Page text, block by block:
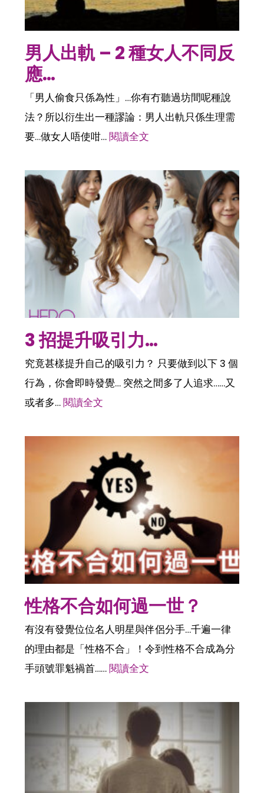
男人出軌 – 2 種女人不同反
應…
「男人偷食只係為性」…你有冇聽過坊間呢種說
法？所以衍生出一種謬論：男人出軌只係生理需
要…做女人唔使咁…閱讀全文
3 招提升吸引力…
究竟甚樣提升自己的吸引力？ 只要做到以下 3 個
行為，你會即時發覺… 突然之間多了人追求……又
或者多…閱讀全文
性格不合如何過一世？
有沒有發覺位位名人明星與伴侶分手…千遍一律
的理由都是「性格不合」！令到性格不合成為分
手頭號罪魁禍首……閱讀全文